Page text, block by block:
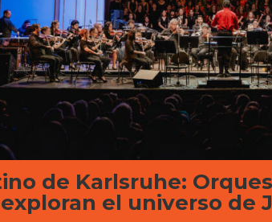
de Karlsruhe:
el universo de